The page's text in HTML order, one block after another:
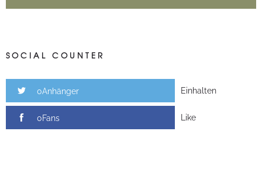
SOCIAL COUNTER
0Anhänger Einhalten
0Fans Like